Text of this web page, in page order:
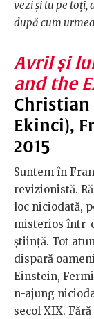
vezi și tu pe toți,
după cum
Avril și
and the
Christian
Ekinci),
2015
Suntem în
revizionistă.
loc niciodată,
misterios într-
știință. Tot
dispară
Einstein,
n-ajung
secol XIX.